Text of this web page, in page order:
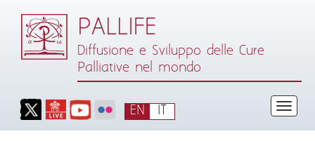
PALLIFE
Diffusione e Sviluppo delle Cure
Palliative nel mondo
IT
EN